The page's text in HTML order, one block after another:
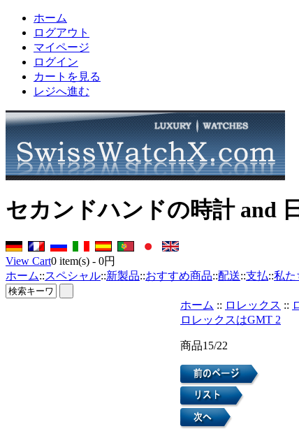
ホーム
ログアウト
マイページ
ログイン
カートを見る
レジへ進む
セカンドハンドの時計 and
View Cart0 item(s) - 0円
ホーム::スペシャル::新製品::おすすめ商品::配送::支払::私た
ホーム :: ロレックス ::
ロレックスはGMT 2
商品15/22